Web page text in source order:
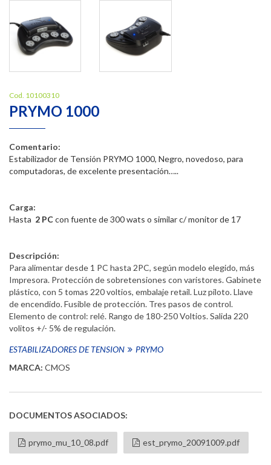
Cod. 10100310
PRYMO 1000
Comentario:
Estabilizador de Tensión PRYMO 1000, Negro, novedoso, para
computadoras, de excelente presentación…..
Carga:
Hasta 2 PCcon fuente de 300 wats o similar c/ monitor de 17
Descripción:
Para alimentar desde 1 PC hasta 2PC, según modelo elegido, más
Impresora. Protección de sobretensiones con varistores. Gabinete
plástico, con 5 tomas 220 voltios, embalaje retail. Luz piloto. Llave
de encendido. Fusible de protección. Tres pasos de control.
Elemento de control: relé. Rango de 180-250 Voltios. Salida 220
volitos +/- 5% de regulación.
ESTABILIZADORES DE TENSION
PRYMO
MARCA: CMOS
DOCUMENTOS ASOCIADOS:
prymo_mu_10_08.pdf est_prymo_20091009.pdf